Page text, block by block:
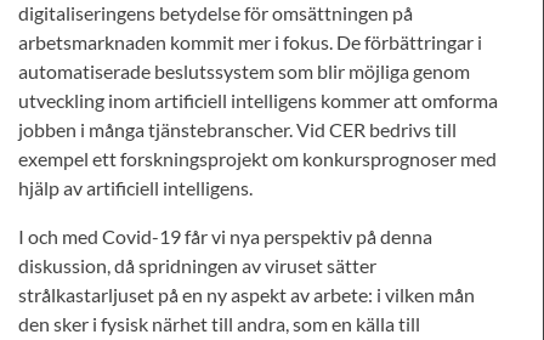
digitaliseringens betydelse för omsättningen på
arbetsmarknaden kommit mer i fokus. De förbättringar i
automatiserade beslutssystem som blir möjliga genom
utveckling inom artificiell intelligens kommer att omforma
jobben i många tjänstebranscher. Vid CER bedrivs till
exempel ett forskningsprojekt om konkursprognoser med
hjälp av artificiell intelligens.
I och med Covid-19 får vi nya perspektiv på denna
diskussion, då spridningen av viruset sätter
strålkastarljuset på en ny aspekt av arbete: i vilken mån
den sker i fysisk närhet till andra, som en källa till